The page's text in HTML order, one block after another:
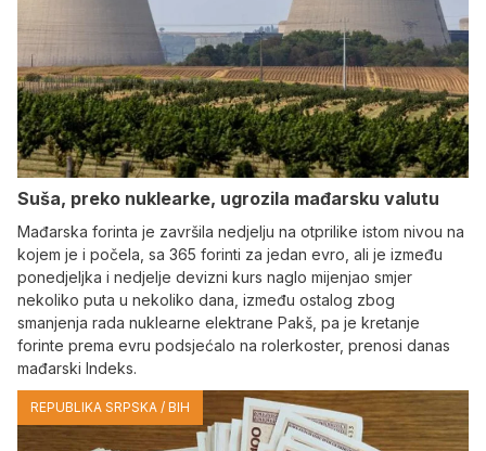
Suša, preko nuklearke, ugrozila mađarsku valutu
Mađarska forinta je završila nedjelju na otprilike istom nivou na
kojem je i počela, sa 365 forinti za jedan evro, ali je između
ponedjeljka i nedjelje devizni kurs naglo mijenjao smjer
nekoliko puta u nekoliko dana, između ostalog zbog
smanjenja rada nuklearne elektrane Pakš, pa je kretanje
forinte prema evru podsjećalo na rolerkoster, prenosi danas
mađarski Indeks.
REPUBLIKA SRPSKA / BIH